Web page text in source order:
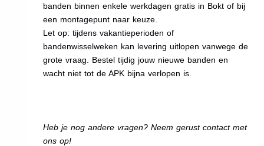
banden binnen enkele werkdagen gratis in Bokt of bij
een montagepunt naar keuze.
Let op: tijdens vakantieperioden of
bandenwisselweken kan levering uitlopen vanwege de
grote vraag. Bestel tijdig jouw nieuwe banden en
wacht niet tot de APK bijna verlopen is.
Heb je nog andere vragen? Neem gerust contact met
ons op!